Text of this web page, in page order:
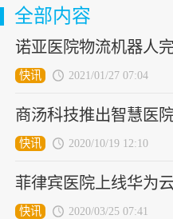
全部内容
诺亚医院物流机器人
快讯 2021/01/27 07:04
商汤科技推出智慧医
快讯 2020/10/19 12:10
菲律宾医院上线华为
快讯 2020/03/25 07:41